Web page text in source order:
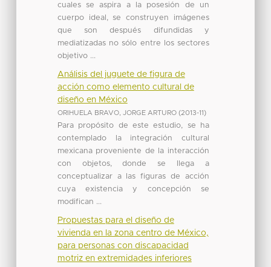
cuales se aspira a la posesión de un
cuerpo ideal, se construyen imágenes
que son después difundidas y
mediatizadas no sólo entre los sectores
objetivo ...
Análisis del juguete de figura de
acción como elemento cultural de
diseño en México
ORIHUELA BRAVO, JORGE ARTURO (2013-11)
Para propósito de este estudio, se ha
contemplado la integración cultural
mexicana proveniente de la interacción
con objetos, donde se llega a
conceptualizar a las figuras de acción
cuya existencia y concepción se
modifican ...
Propuestas para el diseño de
vivienda en la zona centro de México,
para personas con discapacidad
motriz en extremidades inferiores